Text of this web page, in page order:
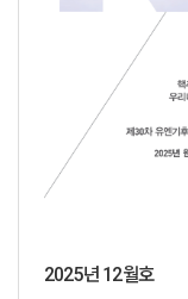
2025년 12월호